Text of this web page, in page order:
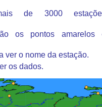
de 3000
os pontos amarelos
ver o nome da estação.
os dados.